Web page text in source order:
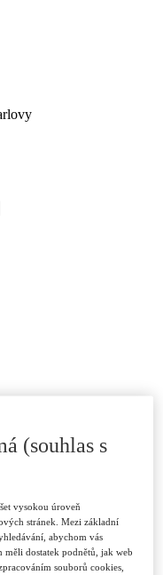
(souhlas s
vysokou úroveň
stránek. Mezi základní
abychom vás
dostatek podnětů, jak web
souborů cookies,